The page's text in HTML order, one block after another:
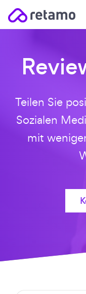
Teilen Sie
Sozialen
mit